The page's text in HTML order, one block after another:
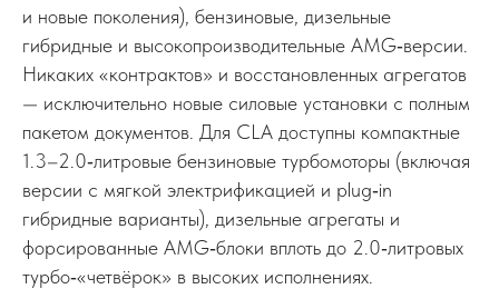
и новые поколения), бензиновые, дизельные
гибридные и высокопроизводительные AMG‑версии.
Никаких «контрактов» и восстановленных агрегатов
— исключительно новые силовые установки с полным
пакетом документов. Для CLA доступны компактные
1.3–2.0‑литровые бензиновые турбомоторы (включая
версии с мягкой электрификацией и plug‑in
гибридные варианты), дизельные агрегаты и
форсированные AMG‑блоки вплоть до 2.0‑литровых
турбо‑«четвёрок» в высоких исполнениях.